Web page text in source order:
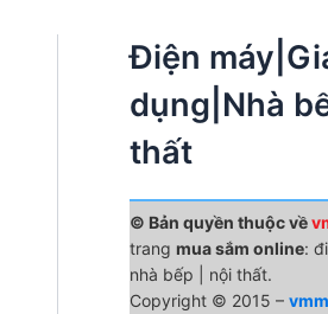
Điện
dụng|Nhà
thất
© Bản quyền thuộc về
trang mua sắm online:
nhà bếp | nội thất.
Copyright © 2015 –